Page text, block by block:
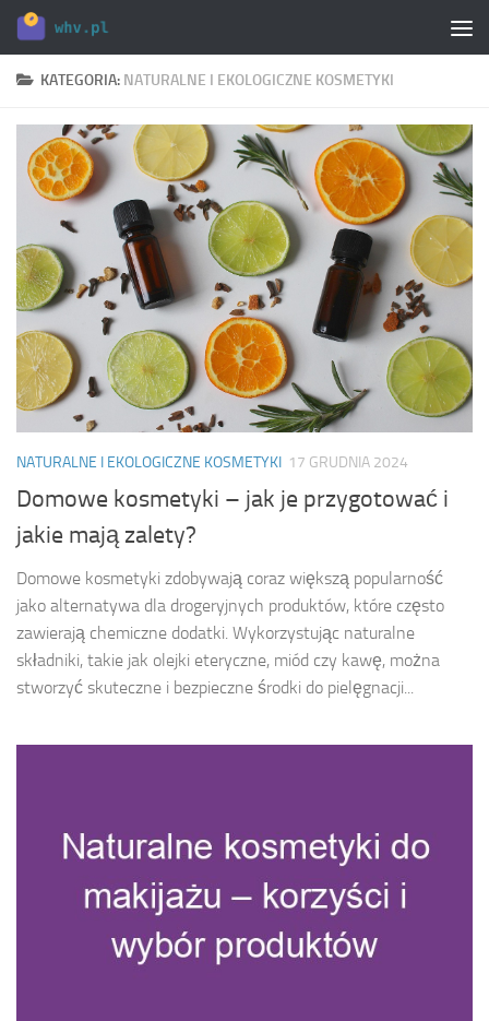
Skip to content
KATEGORIA: NATURALNE I EKOLOGICZNE KOSMETYKI
NATURALNE I EKOLOGICZNE KOSMETYKI 17 GRUDNIA 2024
Domowe kosmetyki – jak je przygotować i
jakie mają zalety?
Domowe kosmetyki zdobywają coraz większą popularność
jako alternatywa dla drogeryjnych produktów, które często
zawierają chemiczne dodatki. Wykorzystując naturalne
składniki, takie jak olejki eteryczne, miód czy kawę, można
stworzyć skuteczne i bezpieczne środki do pielęgnacji...